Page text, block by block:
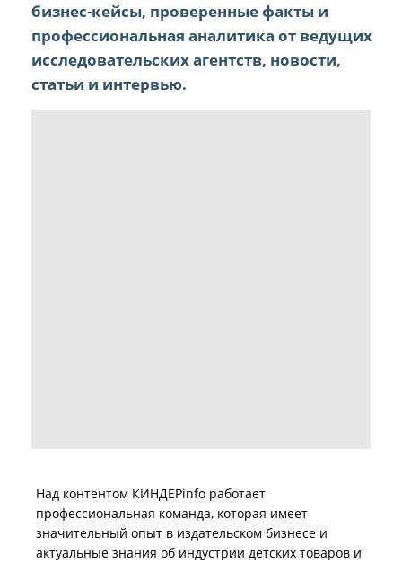
бизнес-кейсы, проверенные факты и
профессиональная аналитика от ведущих
исследовательских агентств, новости,
статьи и интервью.
Над контентом КИНДЕРinfo работает
профессиональная команда, которая имеет
значительный опыт в издательском бизнесе и
актуальные знания об индустрии детских товаров и